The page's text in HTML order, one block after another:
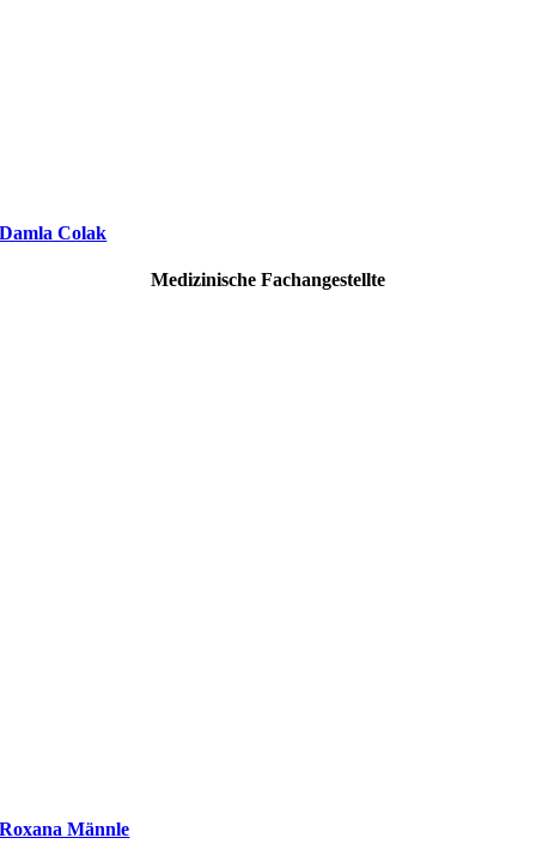
Damla Colak
Medizinische Fachangestellte
Roxana Männle